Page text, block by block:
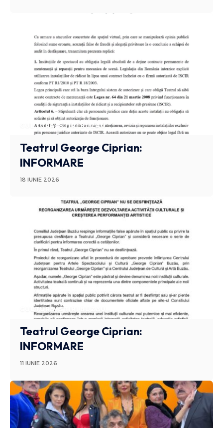
CULTURA STIRI BUZAU
Teatrul George Ciprian:
INFORMARE
18 IUNIE 2026
CULTURA STIRI BUZAU
Teatrul George Ciprian:
INFORMARE
11 IUNIE 2026